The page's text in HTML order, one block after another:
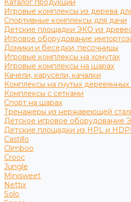
Каталог продукции
Игровые комплексы из дерева
Спортивные комплексы для дачи
Детские площадки ЭКО из
Игровое оборудование
Домики и беседки, песочницы
Игровые комплексы на хомутах
Игровые комплексы на шарах
Качели, карусели, качалки
Комплексы на гнутых деревянных
Комплексы с сетками
Спорт на шарах
Тренажеры из нержавеющей
Детское игровое оборудование
Детские площадки из HPL и
Castillo
Climboo
Crooc
Jungle
Minisweet
Nettix
Solo